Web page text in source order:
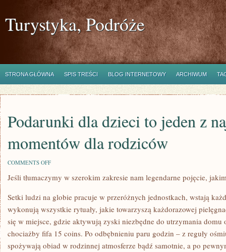
Turystyka, Podróże
STRONA GŁÓWNA SPIS TREŚCI BLOG INTERNETOWY ARCHIWUM
Podarunki dla dzieci to jeden z
momentów dla rodziców
COMMENTS OFFON
DLA
DZIECI
JEDEN
Z
NAJPIĘKNIEJSZYCH
MOMENTÓW
DLA
RODZICÓW
Jeśli tłumaczymy w szerokim zakresie nam legendarne pojęcie,
Setki ludzi na globie pracuje w przeróżnych jednostkach, wstają
wykonują wszystkie rytuały, jakie towarzyszą każdorazowej
się w miejsce, gdzie aktywują zyski niezbędne do utrzymania
chociażby fifa 15 coins. Po odbębnieniu paru godzin – z reguły
spożywają obiad w rodzinnej atmosferze bądź samotnie, a po